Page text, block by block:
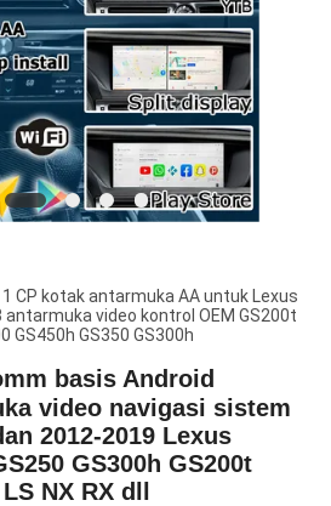
CP kotak antarmuka AA untuk Lexus
antarmuka video kontrol OEM GS200t
GS450h GS350 GS300h
basis Android
video navigasi sistem
2012-2019 Lexus
GS300h GS200t
NX RX dll